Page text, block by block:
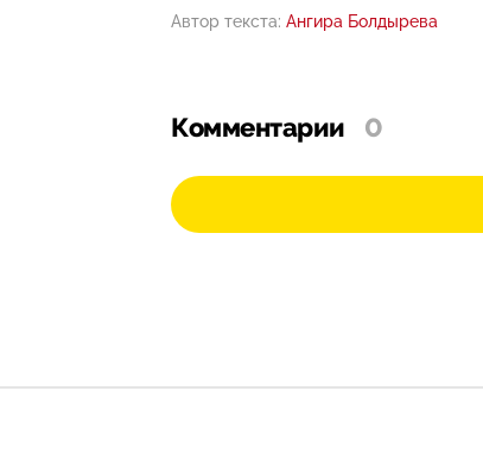
Автор текста: Ангира Болдырева
Комментарии 0